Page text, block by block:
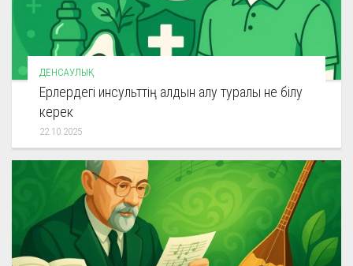
ДЕНСАУЛЫҚ
Ерлердегі инсульттің алдын алу туралы не білу
керек
22.10.2025